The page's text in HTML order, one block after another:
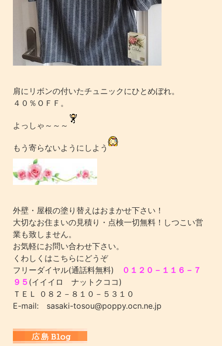
肩にリボンの付いたチュニックにひとめぼれ。
４０％ＯＦＦ。
よっしゃ～～～
もう寄らないようにしよう
外壁・屋根の塗り替えはおまかせ下さい！
大切なお住まいの見積り・点検一切無料！しつこい営
業も致しません。
お気軽にお問い合わせ下さい。
くわしくはこちらにどうぞ
フリーダイヤル(通話料無料)
０１２０－１１６－７
９５ (イイイロ ナットクココ)
ＴＥＬ ０８２－８１０－５３１０
E-mail: sasaki-tosou@poppy.ocn.ne.jp